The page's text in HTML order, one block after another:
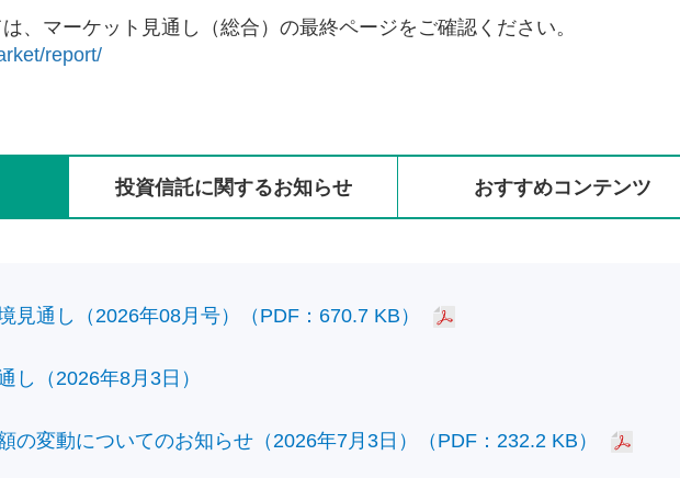
、マーケット見通し（総合）の最終ページをご確認ください。
report/
投資信託に関するお知らせ おすすめコンテンツ
見通し（2026年08月号）（PDF：670.7 KB）
し（2026年8月3日）
の変動についてのお知らせ（2026年7月3日）（PDF：232.2 KB）